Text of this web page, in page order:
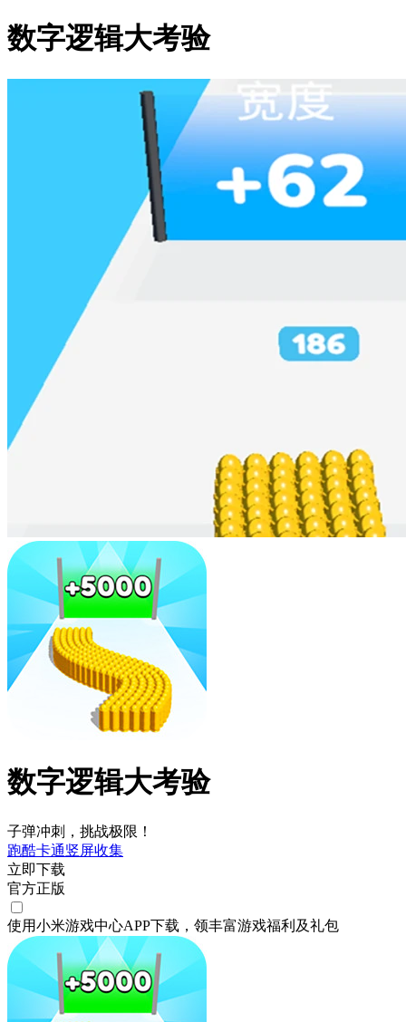
数字逻辑大考验
数字逻辑大考验
子弹冲刺，挑战极限！
跑酷卡通竖屏收集
立即下载
官方正版
使用小米游戏中心APP下载 ，领丰富游戏福利 及礼包